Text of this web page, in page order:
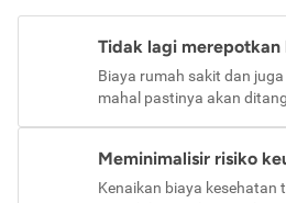
Tidak lagi merepotkan
Biaya rumah sakit dan
mahal pastinya akan
Meminimalisir risiko
Kenaikan biaya kesehatan